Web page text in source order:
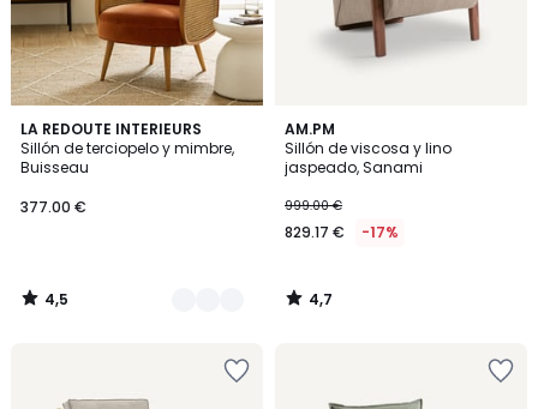
LA REDOUTE INTERIEURS
Sillón de terciopelo y mimbre,
Buisseau
377.00 €
4,5
/ 5
2
Colores
4,5
/
AM.PM
Sillón de viscosa y lino
jaspeado, Sanami
999.00 €
829.17 € -17%
4,7
/ 5
4,7
/